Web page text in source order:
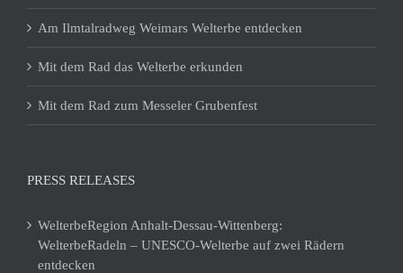
Am Ilmtalradweg Weimars Welterbe entdecken
Mit dem Rad das Welterbe erkunden
Mit dem Rad zum Messeler Grubenfest
PRESS RELEASES
WelterbeRegion Anhalt-Dessau-Wittenberg:
WelterbeRadeln – UNESCO-Welterbe auf zwei Rädern
entdecken